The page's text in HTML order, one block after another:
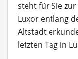
steht für Sie
Luxor entlang
Altstadt
letzten Tag in